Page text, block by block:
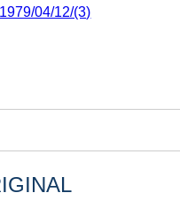
04/12/(3)